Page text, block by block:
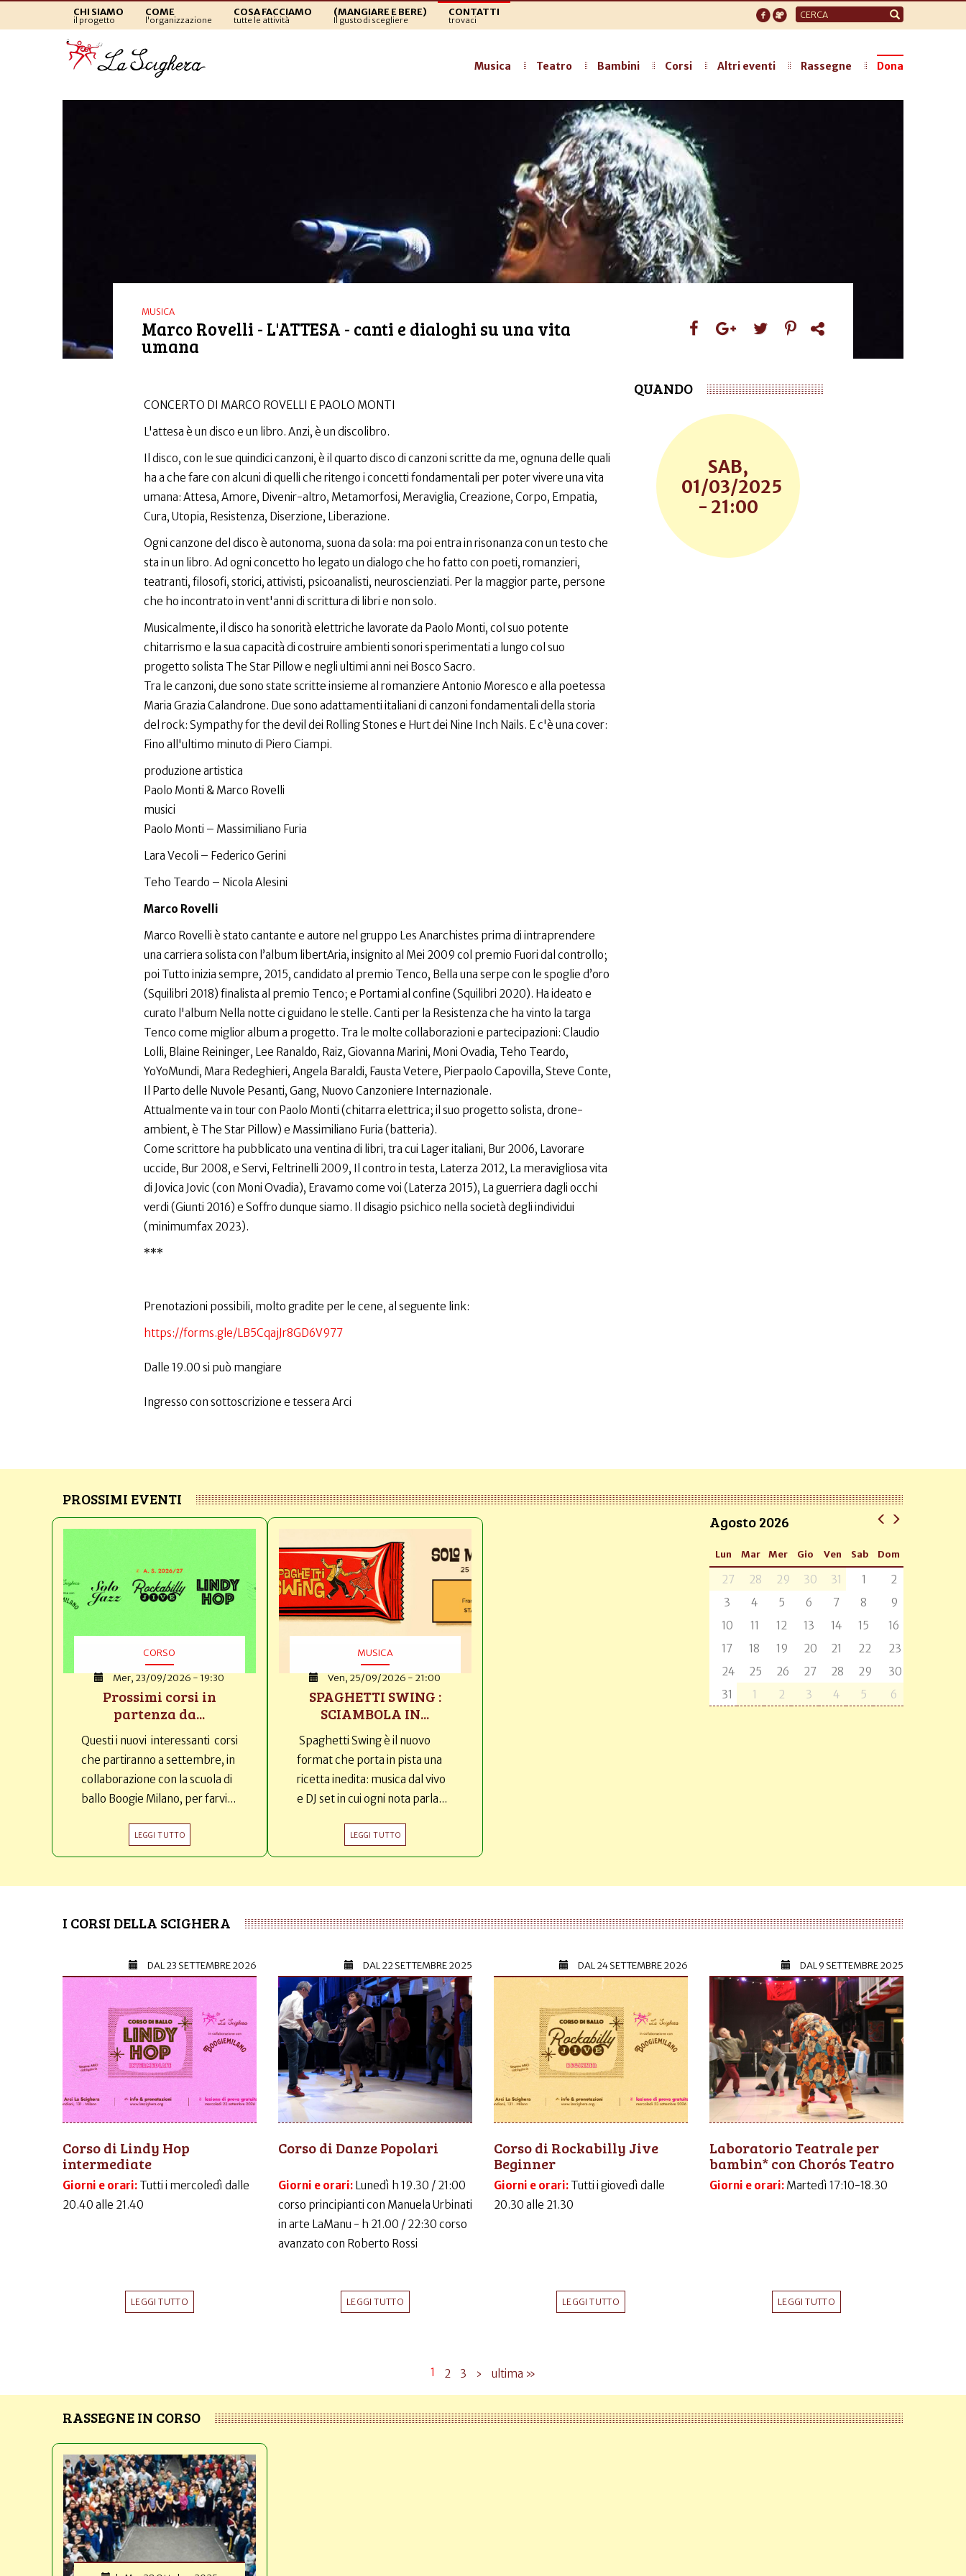
CHI SIAMO
il progetto
COME
l'organizzazione
COSA FACCIAMO
tutte le attività
(MANGIARE E BERE)
Il gusto di scegliere
CONTATTI
trovaci
Form
di
Musica Teatro Bambini Corsi Altri eventi Rassegne Dona
MUSICA
Marco Rovelli - L'ATTESA - canti e dialoghi su una vita
umana
CONCERTO DI MARCO ROVELLI E PAOLO MONTI
L'attesa è un disco e un libro. Anzi, è un discolibro.
Il disco, con le sue quindici canzoni, è il quarto disco di canzoni scritte da me, ognuna delle quali
ha a che fare con alcuni di quelli che ritengo i concetti fondamentali per poter vivere una vita
umana: Attesa, Amore, Divenir-altro, Metamorfosi, Meraviglia, Creazione, Corpo, Empatia,
Cura, Utopia, Resistenza, Diserzione, Liberazione.
Ogni canzone del disco è autonoma, suona da sola: ma poi entra in risonanza con un testo che
sta in un libro. Ad ogni concetto ho legato un dialogo che ho fatto con poeti, romanzieri,
teatranti, filosofi, storici, attivisti, psicoanalisti, neuroscienziati. Per la maggior parte, persone
che ho incontrato in vent'anni di scrittura di libri e non solo.
Musicalmente, il disco ha sonorità elettriche lavorate da Paolo Monti, col suo potente
chitarrismo e la sua capacità di costruire ambienti sonori sperimentati a lungo col suo
progetto solista The Star Pillow e negli ultimi anni nei Bosco Sacro.
Tra le canzoni, due sono state scritte insieme al romanziere Antonio Moresco e alla poetessa
Maria Grazia Calandrone. Due sono adattamenti italiani di canzoni fondamentali della storia
del rock: Sympathy for the devil dei Rolling Stones e Hurt dei Nine Inch Nails. E c'è una cover:
Fino all'ultimo minuto di Piero Ciampi.
produzione artistica
Paolo Monti & Marco Rovelli
musici
Paolo Monti – Massimiliano Furia
Lara Vecoli – Federico Gerini
Teho Teardo – Nicola Alesini
Marco Rovelli
Marco Rovelli è stato cantante e autore nel gruppo Les Anarchistes prima di intraprendere
una carriera solista con l’album libertAria, insignito al Mei 2009 col premio Fuori dal controllo;
poi Tutto inizia sempre, 2015, candidato al premio Tenco, Bella una serpe con le spoglie d’oro
(Squilibri 2018) finalista al premio Tenco; e Portami al confine (Squilibri 2020). Ha ideato e
curato l'album Nella notte ci guidano le stelle. Canti per la Resistenza che ha vinto la targa
Tenco come miglior album a progetto. Tra le molte collaborazioni e partecipazioni: Claudio
Lolli, Blaine Reininger, Lee Ranaldo, Raiz, Giovanna Marini, Moni Ovadia, Teho Teardo,
YoYoMundi, Mara Redeghieri, Angela Baraldi, Fausta Vetere, Pierpaolo Capovilla, Steve Conte,
Il Parto delle Nuvole Pesanti, Gang, Nuovo Canzoniere Internazionale.
Attualmente va in tour con Paolo Monti (chitarra elettrica; il suo progetto solista, drone-
ambient, è The Star Pillow) e Massimiliano Furia (batteria).
Come scrittore ha pubblicato una ventina di libri, tra cui Lager italiani, Bur 2006, Lavorare
uccide, Bur 2008, e Servi, Feltrinelli 2009, Il contro in testa, Laterza 2012, La meravigliosa vita
di Jovica Jovic (con Moni Ovadia), Eravamo come voi (Laterza 2015), La guerriera dagli occhi
verdi (Giunti 2016) e Soffro dunque siamo. Il disagio psichico nella società degli individui
(minimumfax 2023).
***
Prenotazioni possibili, molto gradite per le cene, al seguente link:
https://forms.gle/LB5CqajJr8GD6V977
Dalle 19.00 si può mangiare
Ingresso con sottoscrizione e tessera Arci
QUANDO
SAB,
01/03/2025
- 21:00
PROSSIMI EVENTI
CORSO
Mer, 23/09/2026 - 19:30
Prossimi corsi in
partenza da...
Questi i nuovi interessanti corsi
che partiranno a settembre, in
collaborazione con la scuola di
ballo Boogie Milano, per farvi...
LEGGI TUTTO
MUSICA
Ven, 25/09/2026 - 21:00
SPAGHETTI SWING :
SCIAMBOLA IN...
Spaghetti Swing è il nuovo
format che porta in pista una
ricetta inedita: musica dal vivo
e DJ set in cui ogni nota parla...
LEGGI TUTTO
Agosto 2026
Lun Mar Mer Gio Ven Sab Dom
27 28 29 30 31 1
2
3
4 5 6 7 8
9
10
11 12 13 14 15
16
17
18 19 20 21 22
23
24
25 26 27 28 29
30
31
1 2 3 4 5 6
I CORSI DELLA SCIGHERA
DAL23 SETTEMBRE 2026
Corso di Lindy Hop
intermediate
Giorni e orari: Tutti i mercoledì dalle
20.40 alle 21.40
LEGGI TUTTO
DAL22 SETTEMBRE 2025
Corso di Danze Popolari
Giorni e orari: Lunedì h 19.30 / 21:00
corso principianti con Manuela Urbinati
in arte LaManu - h 21.00 / 22:30 corso
avanzato con Roberto Rossi
LEGGI TUTTO
DAL24 SETTEMBRE 2026
Corso di Rockabilly Jive
Beginner
Giorni e orari: Tutti i giovedì dalle
20.30 alle 21.30
LEGGI TUTTO
DAL9 SETTEMBRE 2025
Laboratorio Teatrale per
bambin* con Chorós Teatro
Giorni e orari: Martedì 17:10-18.30
LEGGI TUTTO
1 2 3 › ultima »
RASSEGNE IN CORSO